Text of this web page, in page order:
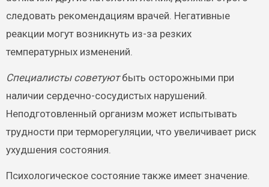
следовать рекомендациям врачей. Негативные
реакции могут возникнуть из-за резких
температурных изменений.
Специалисты советуютбыть осторожными при
наличии сердечно-сосудистых нарушений.
Неподготовленный организм может испытывать
трудности при терморегуляции, что увеличивает риск
ухудшения состояния.
Психологическое состояние также имеет значение.